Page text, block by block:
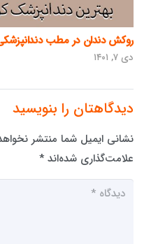
روکش دندان در مطب
دی ۷, ۱۴۰۱
دیدگاهتان را بنویسید
نشانی ایمیل شما منتشر
علامت‌گذاری شده‌اند *